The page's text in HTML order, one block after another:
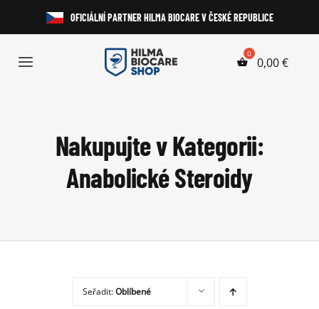
obsah
OFICIÁLNÍ PARTNER HILMA BIOCARE V ČESKÉ REPUBLICE
Toggle
HGH a Peptidy
Laboratorní Testy
0,00€
Nakupujte v Kategorii:
Anabolické Steroidy
Seřadit:Oblíbené